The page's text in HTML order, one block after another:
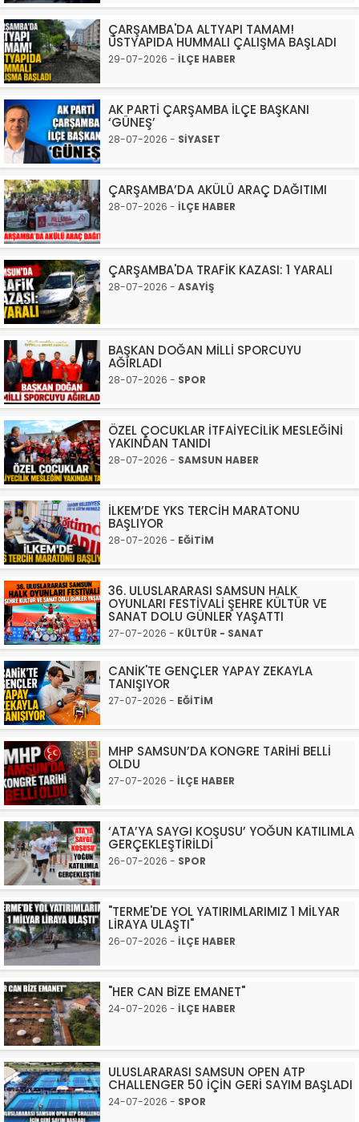
ÇARŞAMBA'DA ALTYAPI TAMAM!
ÜSTYAPIDA HUMMALI ÇALIŞMA BAŞLADI
29-07-2026 - İLÇE HABER
AK PARTİ ÇARŞAMBA İLÇE BAŞKANI
‘GÜNEŞ’
28-07-2026 - SİYASET
ÇARŞAMBA’DA AKÜLÜ ARAÇ DAĞITIMI
28-07-2026 - İLÇE HABER
ÇARŞAMBA'DA TRAFİK KAZASI: 1 YARALI
28-07-2026 - ASAYİŞ
BAŞKAN DOĞAN MİLLİ SPORCUYU
AĞIRLADI
28-07-2026 - SPOR
ÖZEL ÇOCUKLAR İTFAİYECİLİK MESLEĞİNİ
YAKINDAN TANIDI
28-07-2026 - SAMSUN HABER
İLKEM’DE YKS TERCİH MARATONU
BAŞLIYOR
28-07-2026 - EĞİTİM
36. ULUSLARARASI SAMSUN HALK
OYUNLARI FESTİVALİ ŞEHRE KÜLTÜR VE
SANAT DOLU GÜNLER YAŞATTI
27-07-2026 - KÜLTÜR - SANAT
CANİK'TE GENÇLER YAPAY ZEKAYLA
TANIŞIYOR
27-07-2026 - EĞİTİM
MHP SAMSUN’DA KONGRE TARİHİ BELLİ
OLDU
27-07-2026 - İLÇE HABER
‘ATA’YA SAYGI KOŞUSU’ YOĞUN KATILIMLA
GERÇEKLEŞTİRİLDİ
26-07-2026 - SPOR
"TERME'DE YOL YATIRIMLARIMIZ 1 MİLYAR
LİRAYA ULAŞTI"
26-07-2026 - İLÇE HABER
"HER CAN BİZE EMANET"
24-07-2026 - İLÇE HABER
ULUSLARARASI SAMSUN OPEN ATP
CHALLENGER 50 İÇİN GERİ SAYIM BAŞLADI
24-07-2026 - SPOR